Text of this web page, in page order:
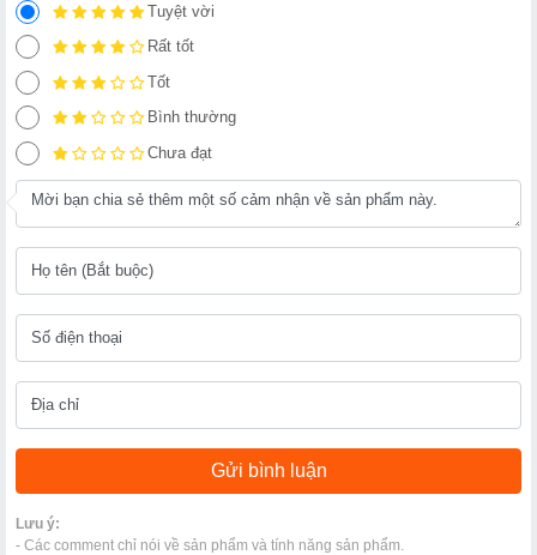
Tuyệt vời
Rất tốt
Tốt
Bình thường
Chưa đạt
Lưu ý:
- Các comment chỉ nói về sản phẩm và tính năng sản phẩm.